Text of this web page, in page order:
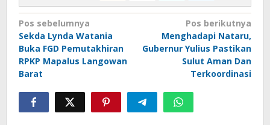
Navigasi
pos
Pos sebelumnya
Sekda Lynda Watania
Buka FGD Pemutakhiran
RPKP Mapalus Langowan
Barat
Pos berikutnya
Menghadapi Nataru,
Gubernur Yulius Pastikan
Sulut Aman Dan
Terkoordinasi